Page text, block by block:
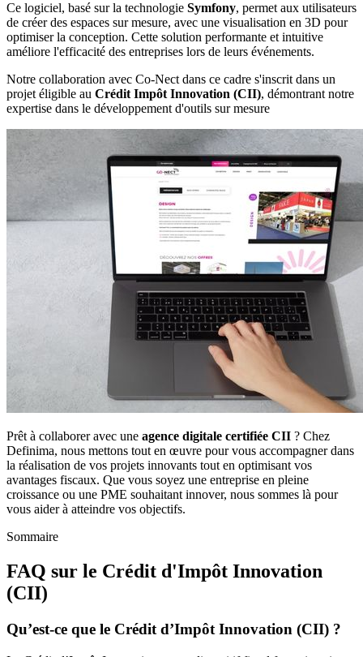
Ce logiciel, basé sur la technologie Symfony, permet aux utilisateurs
de créer des espaces sur mesure, avec une visualisation en 3D pour
optimiser la conception. Cette solution performante et intuitive
améliore l'efficacité des entreprises lors de leurs événements.
Notre collaboration avec Co-Nect dans ce cadre s'inscrit dans un
projet éligible au Crédit Impôt Innovation (CII), démontrant notre
expertise dans le développement d'outils sur mesure
Prêt à collaborer avec une agence digitale certifiée CII ? Chez
Definima, nous mettons tout en œuvre pour vous accompagner dans
la réalisation de vos projets innovants tout en optimisant vos
avantages fiscaux. Que vous soyez une entreprise en pleine
croissance ou une PME souhaitant innover, nous sommes là pour
vous aider à atteindre vos objectifs.
Sommaire
FAQ sur le Crédit d'Impôt Innovation
(CII)
Qu’est-ce que le Crédit d’Impôt Innovation (CII) ?